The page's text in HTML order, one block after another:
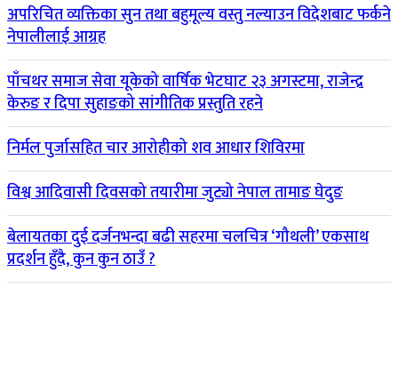
अपरिचित व्यक्तिका सुन तथा बहुमूल्य वस्तु नल्याउन विदेशबाट फर्कने
नेपालीलाई आग्रह
पाँचथर समाज सेवा यूकेको वार्षिक भेटघाट २३ अगस्टमा, राजेन्द्र
केरुङ र दिपा सुहाङको सांगीतिक प्रस्तुति रहने
निर्मल पुर्जासहित चार आरोहीको शव आधार शिविरमा
विश्व आदिवासी दिवसको तयारीमा जुट्यो नेपाल तामाङ घेदुङ
बेलायतका दुई दर्जनभन्दा बढी सहरमा चलचित्र ‘गौथली’ एकसाथ
प्रदर्शन हुँदै, कुन कुन ठाउँ ?